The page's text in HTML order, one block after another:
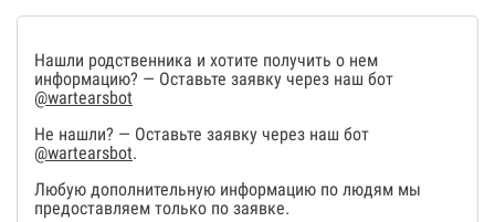
Нашли родственника и хотите получить о нем
информацию? — Оставьте заявку через наш бот
@wartearsbot
Не нашли? — Оставьте заявку через наш бот
@wartearsbot.
Любую дополнительную информацию по людям мы
предоставляем только по заявке.